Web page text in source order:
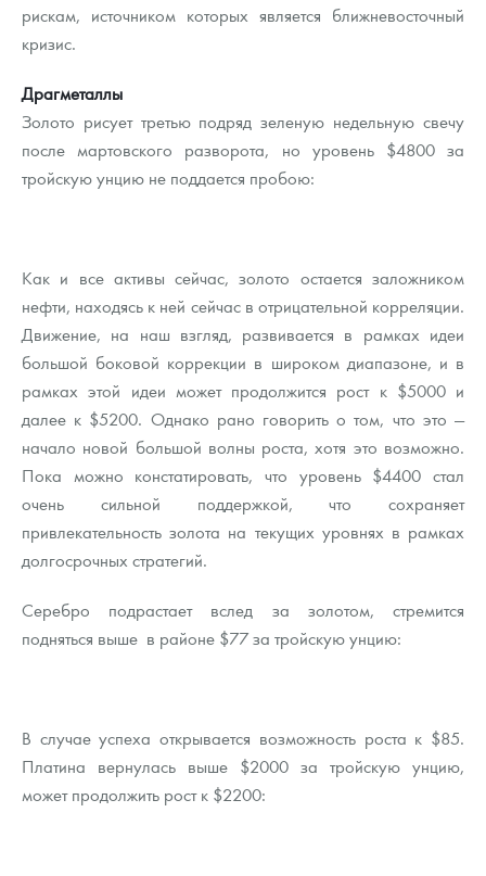
рискам, источником которых является ближневосточный
кризис.
Драгметаллы
Золото рисует третью подряд зеленую недельную свечу
после мартовского разворота, но уровень $4800 за
тройскую унцию не поддается пробою:
Как и все активы сейчас, золото остается заложником
нефти, находясь к ней сейчас в отрицательной корреляции.
Движение, на наш взгляд, развивается в рамках идеи
большой боковой коррекции в широком диапазоне, и в
рамках этой идеи может продолжится рост к $5000 и
далее к $5200. Однако рано говорить о том, что это —
начало новой большой волны роста, хотя это возможно.
Пока можно констатировать, что уровень $4400 стал
очень сильной поддержкой, что сохраняет
привлекательность золота на текущих уровнях в рамках
долгосрочных стратегий.
Серебро подрастает вслед за золотом, стремится
подняться выше в районе $77 за тройскую унцию:
В случае успеха открывается возможность роста к $85.
Платина вернулась выше $2000 за тройскую унцию,
может продолжить рост к $2200: